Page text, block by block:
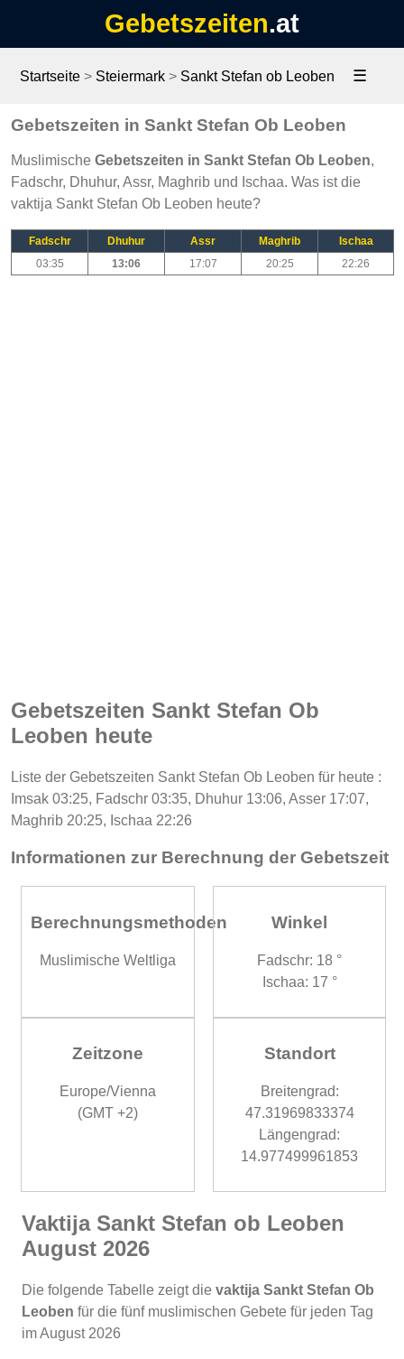
Gebetszeiten.at
Startseite> Steiermark> Sankt Stefan ob Leoben ☰
Gebetszeiten in Sankt Stefan Ob Leoben
Muslimische Gebetszeiten in Sankt Stefan Ob Leoben,
Fadschr, Dhuhur, Assr, Maghrib und Ischaa. Was ist die
vaktija Sankt Stefan Ob Leoben heute?
Fadschr Dhuhur Assr Maghrib
Ischaa
03:35
13:06 17:07 20:25 22:26
Gebetszeiten Sankt Stefan Ob
Leoben heute
Liste der Gebetszeiten Sankt Stefan Ob Leoben für heute :
Imsak 03:25, Fadschr 03:35, Dhuhur 13:06, Asser 17:07,
Maghrib 20:25, Ischaa 22:26
Informationen zur Berechnung der Gebetszeit
Berechnungsmethoden
Muslimische Weltliga
Winkel
Fadschr: 18 °
Ischaa: 17 °
Zeitzone
Europe/Vienna
(GMT +2)
Standort
Breitengrad:
47.31969833374
Längengrad:
14.977499961853
Vaktija Sankt Stefan ob Leoben
August 2026
Die folgende Tabelle zeigt die vaktija Sankt Stefan Ob
Leoben für die fünf muslimischen Gebete für jeden Tag
im August 2026